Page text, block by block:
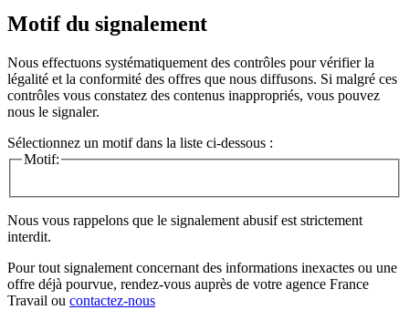
Motif du signalement
Nous effectuons systématiquement des contrôles pour vérifier la
légalité et la conformité des offres que nous diffusons. Si malgré ces
contrôles vous constatez des contenus inappropriés, vous pouvez
nous le signaler.
Sélectionnez un motif dans la liste ci-dessous :
Motif:
Nous vous rappelons que le signalement abusif est strictement
interdit.
Pour tout signalement concernant des informations inexactes ou une
offre déjà pourvue, rendez-vous auprès de votre agence France
Travail ou contactez-nous